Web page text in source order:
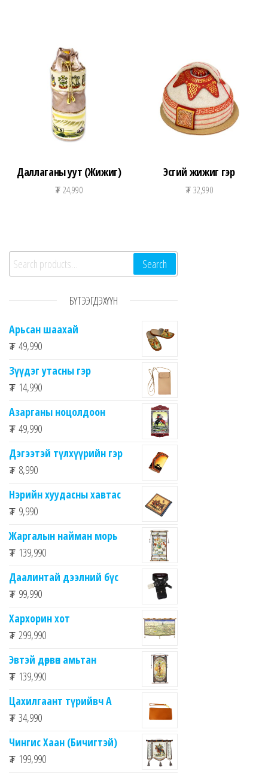
Даллаганы уут (Жижиг)
₮24,990
Эсгий жижиг гэр
₮32,990
Search for: Search
БҮТЭЭГДЭХҮҮН
Арьсан шаахай
₮ 49,990
Зүүдэг утасны гэр
₮ 14,990
Азарганы ноцолдоон
₮ 49,990
Дэгээтэй түлхүүрийн гэр
₮ 8,990
Нэрийн хуудасны хавтас
₮ 9,990
Жаргалын найман морь
₮ 139,990
Даалинтай дээлний бүс
₮ 99,990
Хархорин хот
₮ 299,990
Эвтэй дөрвөн амьтан
₮ 139,990
Цахилгаант түрийвч А
₮ 34,990
Чингис Хаан (Бичигтэй)
₮ 199,990